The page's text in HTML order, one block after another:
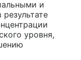
и
уровня,